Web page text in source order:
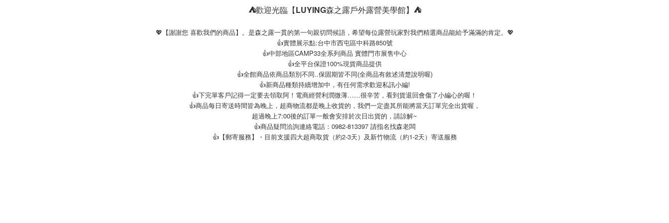
⛺歡迎光臨【LUYING森之露戶外露營美學館】 ⛺
💖 【謝謝您 喜歡我們的商品】。是森之露一貫的第一句親切問候語，希望每位露營玩家對我們精選商品能給予滿滿的肯定。 💖
👍實體展示點:台中市西屯區中科路850號
👍中部地區CAMP33全系列商品 實體門市展售中心
👍全平台保證100%現貨商品提供
👍全館商品依商品類別不同..保固期皆不同(全商品有敘述清楚說明喔)
👍新商品種類持續增加中，有任何需求歡迎私訊小編!
👍下完單客戶記得一定要去領取阿！電商經營利潤微薄……很辛苦，看到貨退回會傷了小編心的喔！
👍商品每日寄送時間皆為晚上，超商物流都是晚上收貨的，我們一定盡其所能將當天訂單完全出貨喔，
超過晚上7:00後的訂單一般會安排於次日出貨的，請諒解~
👍商品疑問洽詢連絡電話：0982-813397 請指名找森老闆
👍【郵寄服務】・目前支援四大超商取貨（約2-3天）及新竹物流（約1-2天）寄送服務